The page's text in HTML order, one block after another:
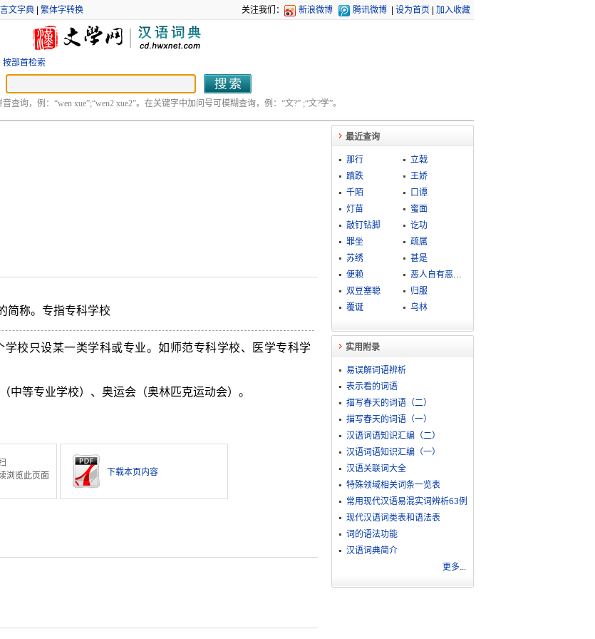
文字典| 繁体字转换 关注我们： 新浪微博 腾讯微博 设为首页 加入收藏
按部首检索
查询，例：“wen xue”;“wen2 xue2”。在关键字中加问号可模糊查询，例：“文?” ;“文?学”。
简称。专指专科学校
学校只设某一类学科或专业。如师范专科学校、医学专科学
等专业学校）、奥运会（奥林匹克运动会）。
浏览此页面
下载本页内容
最近查询
那行
立戟
蹎跌
王娇
千陌
口谭
灯苗
蜜面
敲钉钻脚
讫功
罪坐
疏属
苏绣
甚是
便赖
恶人自有恶人磨
双豆塞聪
归服
覆诞
乌林
实用附录
易误解词语辨析
表示看的词语
描写春天的词语（二）
描写春天的词语（一）
汉语词语知识汇编（二）
汉语词语知识汇编（一）
汉语关联词大全
特殊领域相关词条一览表
常用现代汉语易混实词辨析63例
现代汉语词类表和语法表
词的语法功能
汉语词典简介
更多...